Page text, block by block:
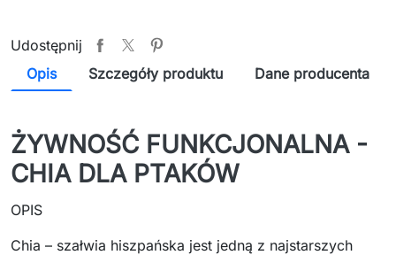
Udostępnij
Opis
Szczegóły produktu Dane producenta
ŻYWNOŚĆ FUNKCJONALNA -
CHIA DLA PTAKÓW
OPIS
Chia – szałwia hiszpańska jest jedną z najstarszych